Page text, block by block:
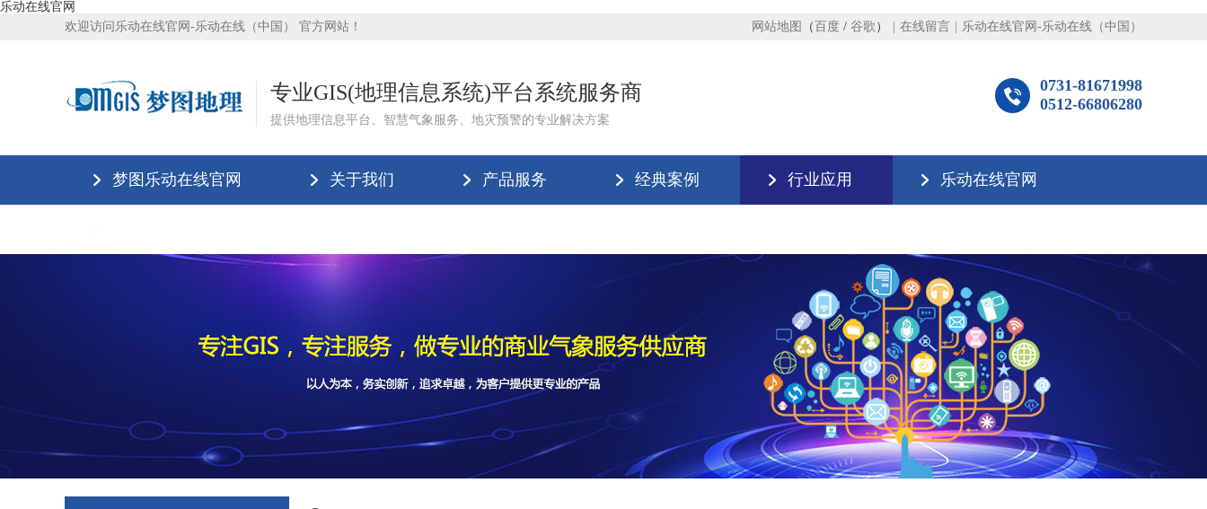
乐动在线官网
欢迎访问乐动在线官网-乐动在线（中国） 官方网站！
网站地图 （ 百度 / 谷歌 ） 在线留言 乐动在线官网-乐动在线（中国）
专业GIS(地理信息系统)平台系统服务商
提供地理信息平台、智慧气象服务、地灾预警的专业解决方案
0731-81671998
0512-66806280
梦图乐动在线官网 关于我们 产品服务 经典案例 行业应用 乐动在线官网